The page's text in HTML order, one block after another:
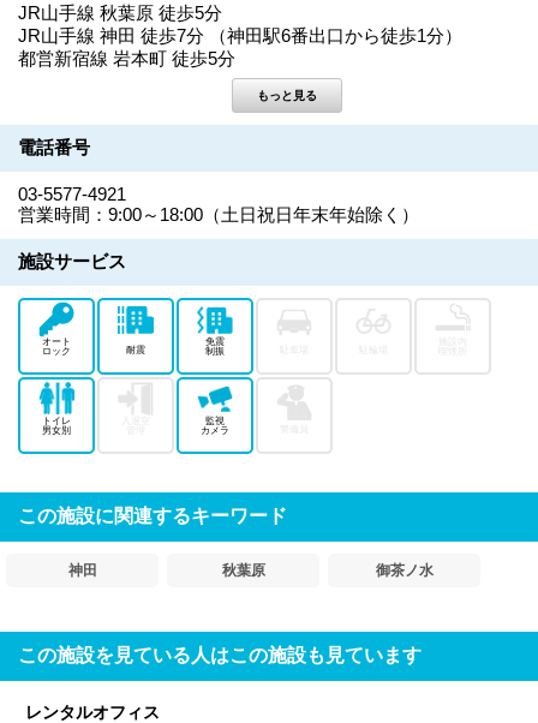
JR山手線 秋葉原 徒歩5分
JR山手線 神田 徒歩7分 （神田駅6番出口から徒歩1分）
都営新宿線 岩本町 徒歩5分
電話番号
03-5577-4921
営業時間：9:00～18:00（土日祝日年末年始除く）
施設サービス
オート
ロック
耐震
免震
制振
トイレ
男女別
監視
カメラ
この施設に関連するキーワード
神田 秋葉原 御茶ノ水
この施設を見ている人はこの施設も見ています
レンタルオフィス